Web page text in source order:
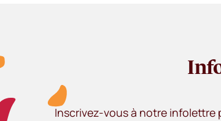
Inscrivez-vous à notre